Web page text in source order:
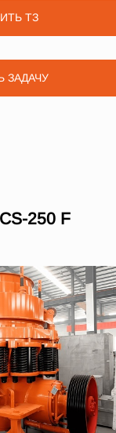
ТЗ
ЗАДАЧУ
250 F